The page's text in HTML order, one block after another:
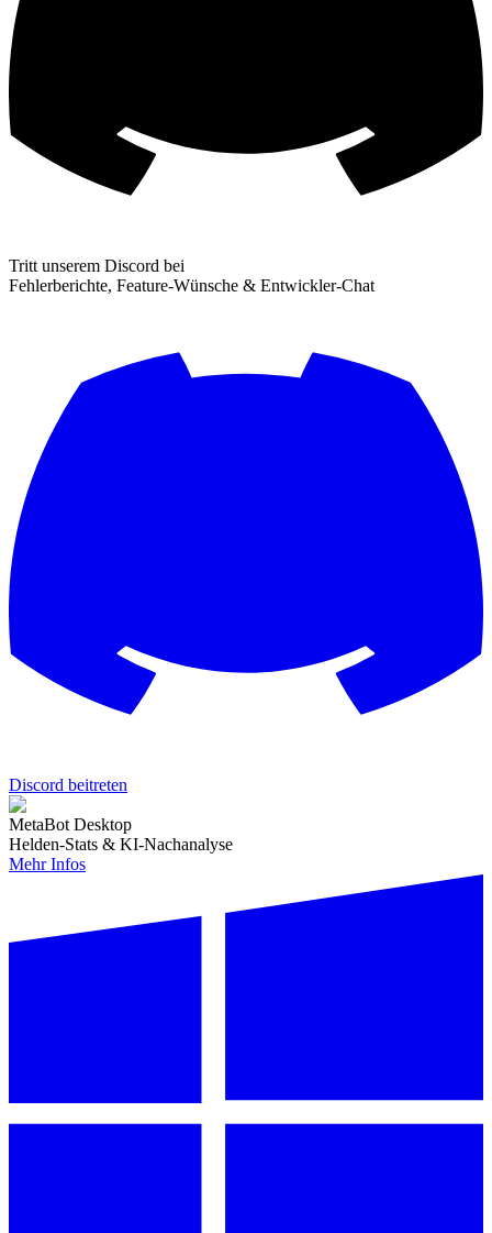
Tritt unserem Discord bei
Fehlerberichte, Feature-Wünsche & Entwickler-Chat
Discord beitreten
MetaBot Desktop
Helden-Stats & KI-Nachanalyse
Mehr Infos